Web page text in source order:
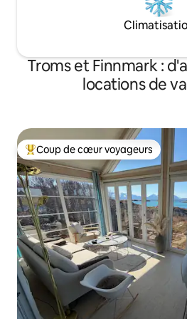
Troms et Finnmark :
locations de
Coups de cœur voyageurs les plus
Coup de cœur voyageurs